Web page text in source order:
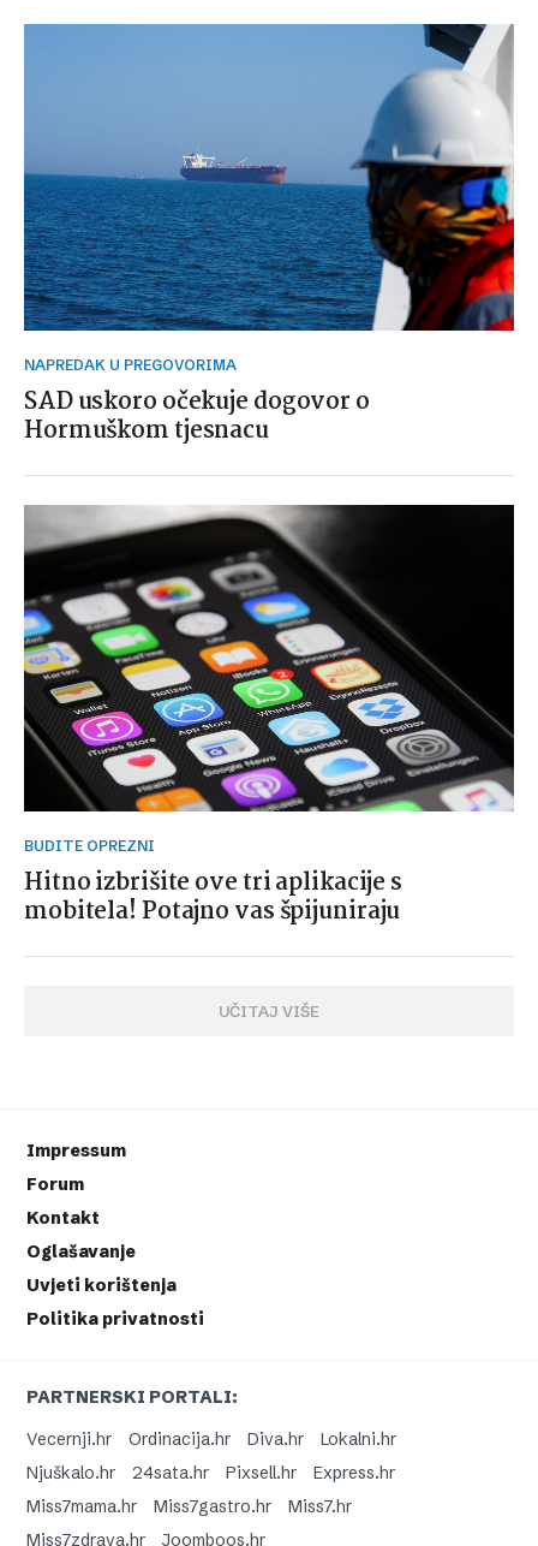
NAPREDAK U PREGOVORIMA
SAD uskoro očekuje dogovor o
Hormuškom tjesnacu
BUDITE OPREZNI
Hitno izbrišite ove tri aplikacije s
mobitela! Potajno vas špijuniraju
UČITAJ VIŠE
Impressum
Forum
Kontakt
Oglašavanje
Uvjeti korištenja
Politika privatnosti
PARTNERSKI PORTALI:
Vecernji.hr
Ordinacija.hr Diva.hr
Lokalni.hr
Njuškalo.hr
24sata.hr Pixsell.hr
Express.hr
Miss7mama.hr
Miss7gastro.hr
Miss7.hr
Miss7zdrava.hr
Joomboos.hr